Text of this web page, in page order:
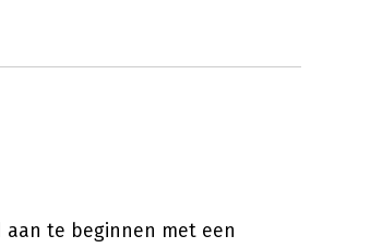
te beginnen met een